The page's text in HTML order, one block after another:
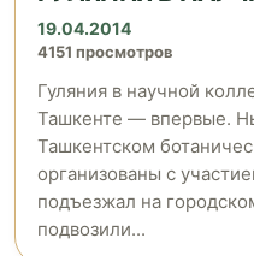
19.04.2014
4151 просмотров
Гуляния в научной
Ташкенте — впервые.
Ташкентском
организованы с
подъезжал на
подвозили...